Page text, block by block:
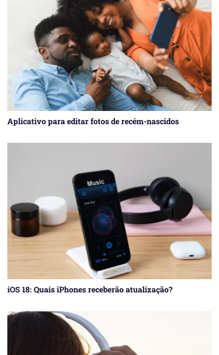
Aplicativo para editar fotos de recém-nascidos
iOS 18: Quais iPhones receberão atualização?